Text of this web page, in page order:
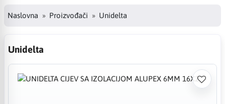
Naslovna Proizvođači Unidelta
Unidelta